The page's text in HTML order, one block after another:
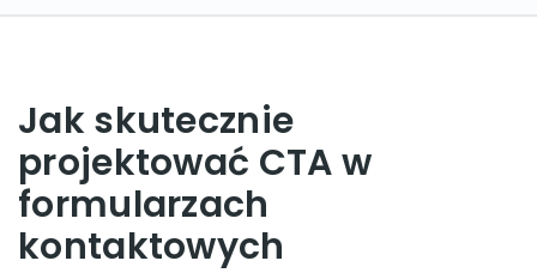
Jak skutecznie
projektować CTA w
formularzach
kontaktowych